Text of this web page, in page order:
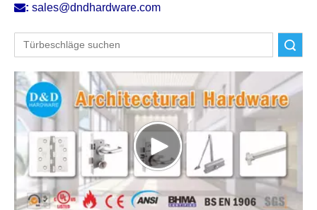
: sales@dndhardware.com